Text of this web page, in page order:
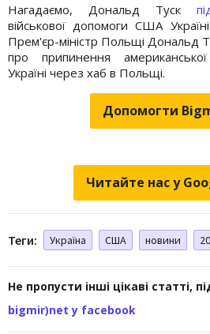
Нагадаємо, Дональд Туск
військової допомоги США
Прем'єр-міністр Польщі Дональд
про припинення
Україні через хаб в Польщі.
Допомогти
Читайте нас у
Теги: Україна США новини
Не пропусти інші цікаві статті,
bigmir)net у facebook